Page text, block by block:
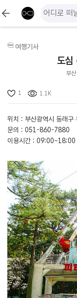
여행기사
도심
부
1 1.1K
위치 : 부산광역시 동래구
문의 : 051-860-7880
이용시간 : 09:00~18:00